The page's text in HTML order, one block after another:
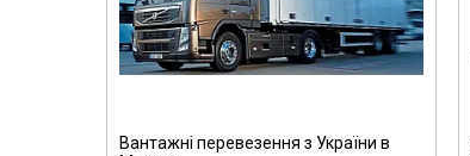
Вантажні перевезення з України в